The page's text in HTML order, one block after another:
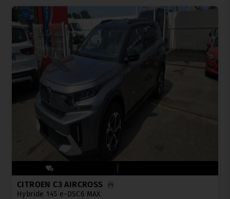
CITROËN C3 AIRCROSS
Hybride 145 e-DSC6 MAX